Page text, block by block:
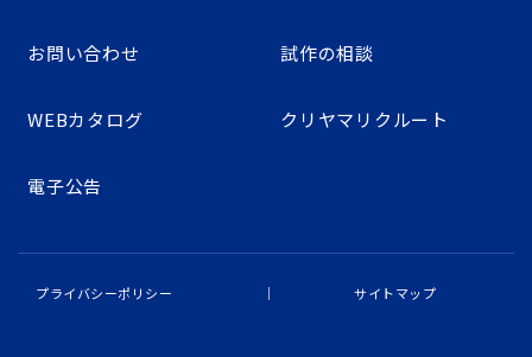
お問い合わせ 試作の相談
WEBカタログ クリヤマリクルート
電子公告
プライバシーポリシー サイトマップ